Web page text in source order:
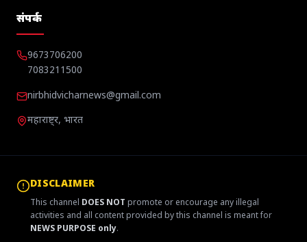
संपर्क
9673706200
7083211500
nirbhidvicharnews@gmail.com
महाराष्ट्र, भारत
DISCLAIMER
This channel DOES NOT promote or encourage any illegal
activities and all content provided by this channel is meant for
NEWS PURPOSE only.